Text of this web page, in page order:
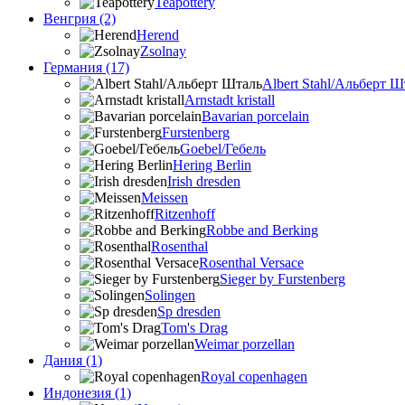
Венгрия (2)
Herend
Zsolnay
Германия (17)
Albert Stahl/Альбеpт
Arnstadt kristall
Bavarian porcelain
Furstenberg
Goebel/Гебель
Hering Berlin
Irish dresden
Meissen
Ritzenhoff
Robbe and Berking
Rosenthal
Rosenthal Versace
Sieger by Furstenberg
Solingen
Sp dresden
Tom's Drag
Weimar porzellan
Дания (1)
Royal copenhagen
Индонезия (1)